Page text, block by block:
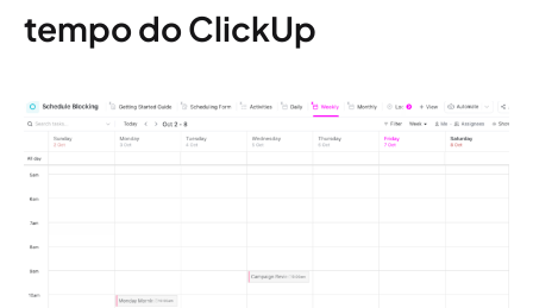
tempo do ClickUp